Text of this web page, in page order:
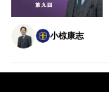
小椋康志